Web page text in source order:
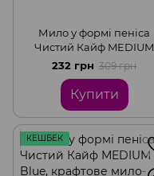
Мило у формі пеніса
Чистий Кайф MEDIUM
Orange, крафтове мило-
член, натуральне
232 грн 309 грн
Купити
КЕШБЕК